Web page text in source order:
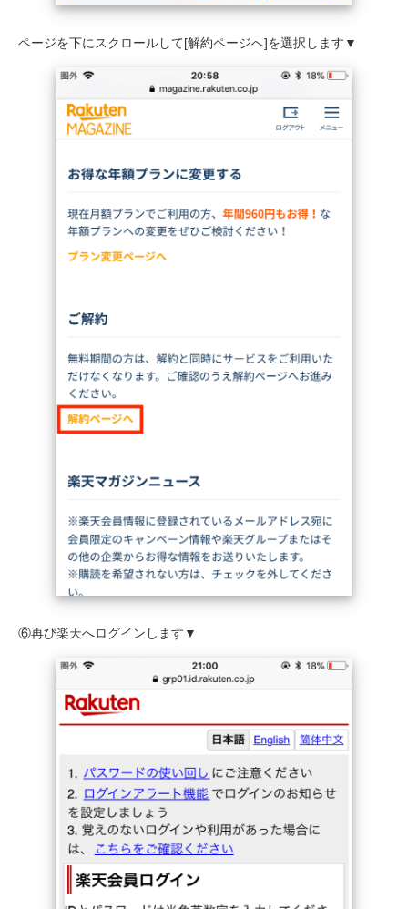
ページを下にスクロールして[解約ページへ]を選択します▼
⑥再び楽天へログインします▼